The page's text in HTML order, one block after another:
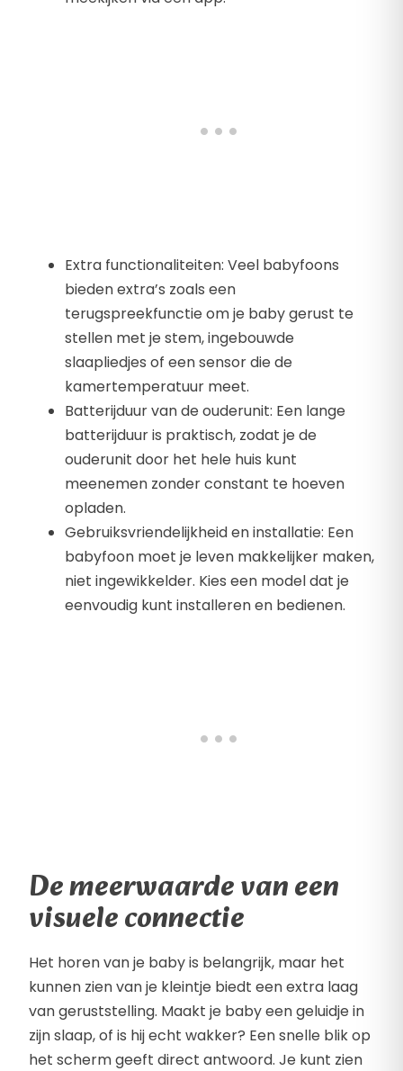
Extra functionaliteiten: Veel babyfoons
bieden extra’s zoals een
terugspreekfunctie om je baby gerust te
stellen met je stem, ingebouwde
slaapliedjes of een sensor die de
kamertemperatuur meet.
Batterijduur van de ouderunit: Een lange
batterijduur is praktisch, zodat je de
ouderunit door het hele huis kunt
meenemen zonder constant te hoeven
opladen.
Gebruiksvriendelijkheid en installatie: Een
babyfoon moet je leven makkelijker maken,
niet ingewikkelder. Kies een model dat je
eenvoudig kunt installeren en bedienen.
De meerwaarde van een
visuele connectie
Het horen van je baby is belangrijk, maar het
kunnen zien van je kleintje biedt een extra laag
van geruststelling. Maakt je baby een geluidje in
zijn slaap, of is hij echt wakker? Een snelle blik op
het scherm geeft direct antwoord. Je kunt zien